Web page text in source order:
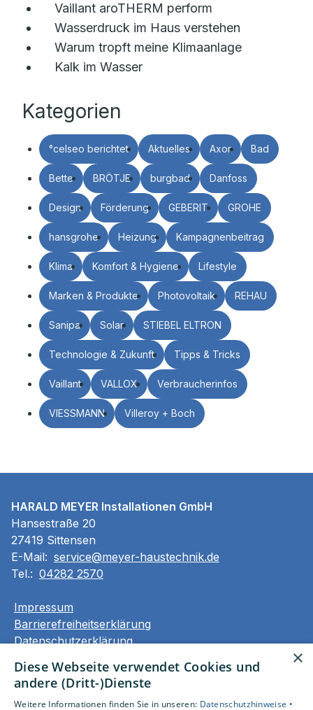
Vaillant aroTHERM perform
Wasserdruck im Haus verstehen
Warum tropft meine Klimaanlage
Kalk im Wasser
Kategorien
°celseo berichtet Aktuelles Axor Bad
Bette BRÖTJE burgbad Danfoss
Design Förderung GEBERIT GROHE
hansgrohe Heizung Kampagnenbeitrag
Klima Komfort & Hygiene Lifestyle
Marken & Produkte Photovoltaik REHAU
Sanipa Solar STIEBEL ELTRON
Technologie & Zukunft Tipps & Tricks
Vaillant VALLOX Verbraucherinfos
VIESSMANN Villeroy + Boch
HARALD MEYER Installationen GmbH
Hansestraße 20
27419 Sittensen
E-Mail: service@meyer-haustechnik.de
Tel.: 04282 2570
Impressum
Barrierefreiheitserklärung
Datenschutzerklärung
Unsere Bereiche
×
Diese Webseite verwendet Cookies und
andere (Dritt-)Dienste
Weitere Informationen finden Sie in unseren: Datenschutzhinweise •